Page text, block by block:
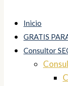
Inicio
GRATIS
Consultor